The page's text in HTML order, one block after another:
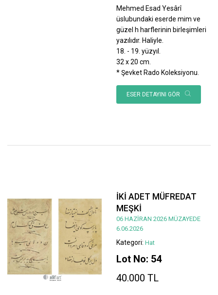
Mehmed Esad Yesârî
üslubundaki eserde mim ve
güzel h harflerinin birleşimleri
yazılıdır. Haliyle.
18. - 19. yüzyıl.
32 x 20 cm.
* Şevket Rado Koleksiyonu.
ESER DETAYINI GÖR
İKİ ADET MÜFREDAT
MEŞKİ
06 HAZİRAN 2026 MÜZAYEDE
6.06.2026
Kategori: Hat
Lot No: 54
40.000 TL